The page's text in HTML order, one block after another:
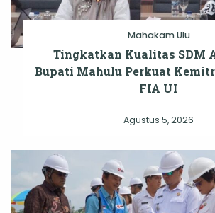
Mahakam Ulu
Tingkatkan Kualitas SDM
Bupati Mahulu Perkuat
FIA UI
Agustus 5, 2026